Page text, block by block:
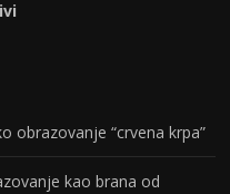
obrazovanje “crvena krpa”
kao brana od